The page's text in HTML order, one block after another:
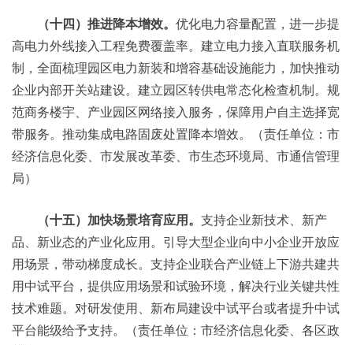
（十四）推进降本增效。 优化电力容量配置，进一步提
高电力外线接入工程免费覆盖率。建立电力接入直联服务机
制，全面梳理园区电力新装和增容基础设施能力，加快推动
企业内部开关站建设。建立园区转供电常态化检查机制。规
范商务楼宇、产业园区网络接入服务，保障用户自主选择宽
带服务。推动集成电路固废处置降本增效。（责任单位：市
经济信息化委、市发展改革委、市生态环境局、市通信管理
局）
（十五）加快场景培育应用。 支持企业新技术、新产
品、新业态的产业化应用。引导大型企业向中小企业开放应
用场景，带动梯度成长。支持企业联合产业链上下游共建共
用中试平台，提供应用场景和试验环境，解决行业关键共性
技术难题。对研发使用、新布局建设中试平台或者提升中试
平台能级给予支持。（责任单位：市经济信息化委、各区政